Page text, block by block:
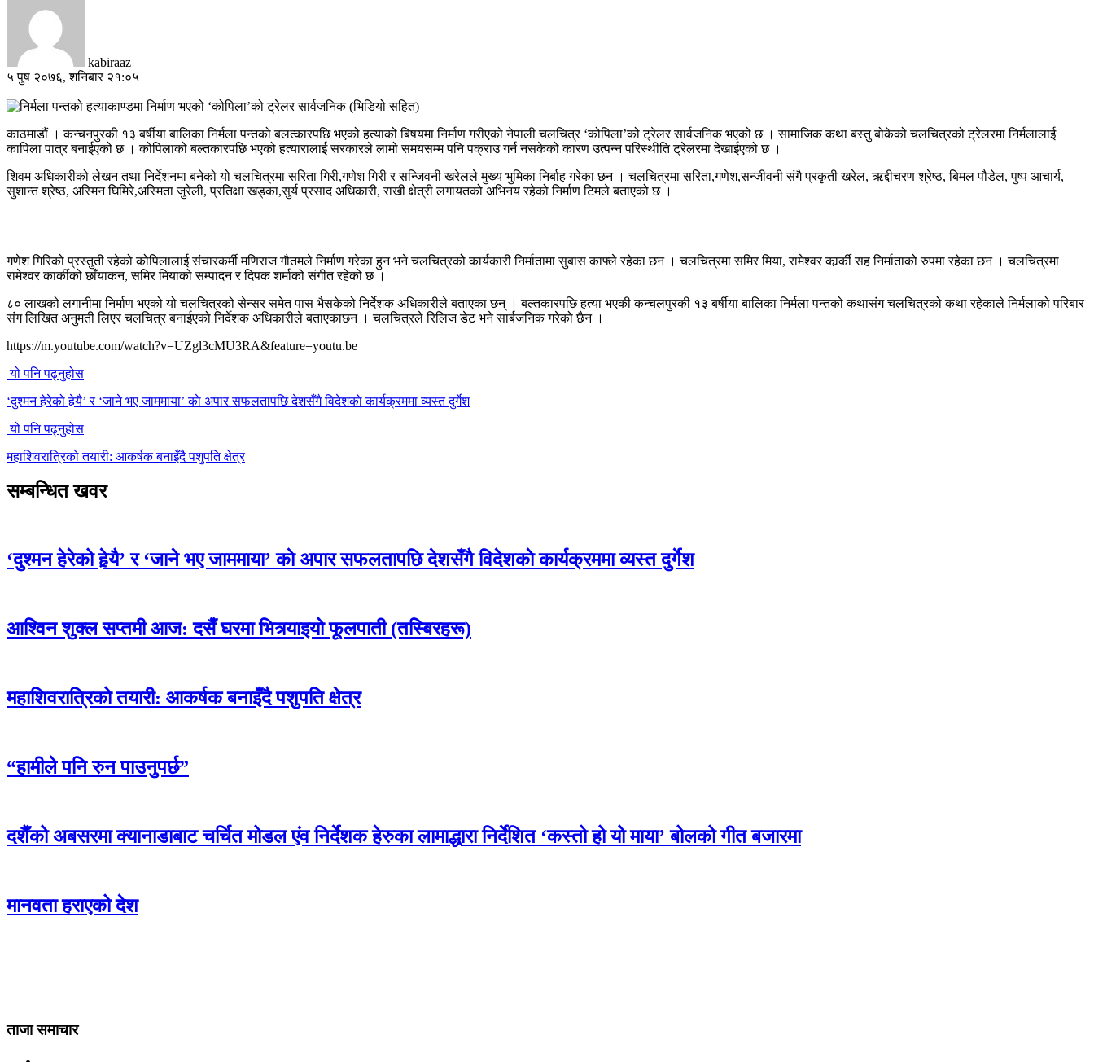
kabiraaz
५ पुष २०७६, शनिबार २१:०५
काठमाडौं । कन्चनपुरकी १३ बर्षीया बालिका निर्मला पन्तको बलत्कारपछि भएको हत्याको बिषयमा निर्माण गरीएको नेपाली चलचित्र ‘कोपिला’को ट्रेलर सार्वजनिक भएको छ । सामाजिक कथा बस्तु बोकेको चलचित्रको ट्रेलरमा निर्मलालाई
कापिला पात्र बनाईएको छ । कोपिलाको बल्तकारपछि भएको हत्यारालाई सरकारले लामो समयसम्म पनि पक्राउ गर्न नसकेको कारण उत्पन्न परिस्थीति ट्रेलरमा देखाईएको छ ।
शिवम अधिकारीको लेखन तथा निर्देशनमा बनेको यो चलचित्रमा सरिता गिरी,गणेश गिरी र सन्जिवनी खरेलले मुख्य भुमिका निर्बाह गरेका छन । चलचित्रमा सरिता,गणेश,सन्जीवनी संगै प्रकृती खरेल, ऋद्दीचरण श्रेष्ठ, बिमल पौडेल, पुष्प आचार्य,
सुशान्त श्रेष्ठ, अस्मिन घिमिरे,अस्मिता जुरेली, प्रतिक्षा खड्का,सुर्य प्रसाद अधिकारी, राखी क्षेत्री लगायतको अभिनय रहेको निर्माण टिमले बताएको छ ।
गणेश गिरिको प्रस्तुती रहेको कोपिलालाई संचारकर्मी मणिराज गौतमले निर्माण गरेका हुन भने चलचित्रकोे कार्यकारी निर्मातामा सुबास काफ्ले रहेका छन । चलचित्रमा समिर मिया, रामेश्वर कार्र्की सह निर्माताको रुपमा रहेका छन । चलचित्रमा
रामेश्वर कार्कीको छाँयाकन, समिर मियाको सम्पादन र दिपक शर्माको संगीत रहेको छ ।
८० लाखको लगानीमा निर्माण भएको यो चलचित्रको सेन्सर समेत पास भैसकेको निर्देशक अधिकारीले बताएका छन् । बल्तकारपछि हत्या भएकी कन्चलपुरकी १३ बर्षीया बालिका निर्मला पन्तको कथासंग चलचित्रको कथा रहेकाले निर्मलाको परिबार
संग लिखित अनुमती लिएर चलचित्र बनाईएको निर्देशक अधिकारीले बताएकाछन । चलचित्रले रिलिज डेट भने सार्बजनिक गरेको छैन ।
https://m.youtube.com/watch?v=UZgl3cMU3RA&feature=youtu.be
यो पनि पढ्नुहोस
‘दुश्मन हेरेको हेर्‍यै’ र ‘जाने भए जाममाया’ काे अपार सफलतापछि देशसँगै विदेशकाे कार्यक्रममा व्यस्त दुर्गेश
यो पनि पढ्नुहोस
महाशिवरात्रिको तयारी: आकर्षक बनाइँदै पशुपति क्षेत्र
सम्बन्धित खवर
‘दुश्मन हेरेको हेर्‍यै’ र ‘जाने भए जाममाया’ काे अपार सफलतापछि देशसँगै विदेशकाे कार्यक्रममा व्यस्त दुर्गेश
आश्विन शुक्ल सप्तमी आज: दसैँ घरमा भित्र्याइयो फूलपाती (तस्बिरहरू)
महाशिवरात्रिको तयारी: आकर्षक बनाइँदै पशुपति क्षेत्र
“हामीले पनि रुन पाउनुपर्छ”
दशैँको अबसरमा क्यानाडाबाट चर्चित मोडल एंव निर्देशक हेरुका लामाद्धारा निर्देशित ‘कस्तो हो यो माया’ बोलको गीत बजारमा
मानवता हराएको देश
ताजा समाचार